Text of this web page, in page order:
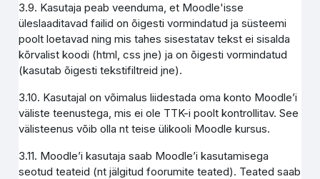
3.9. Kasutaja peab veenduma, et Moodle'isse
üleslaaditavad failid on õigesti vormindatud ja süsteemi
poolt loetavad ning mis tahes sisestatav tekst ei sisalda
kõrvalist koodi (html, css jne) ja on õigesti vormindatud
(kasutab õigesti tekstifiltreid jne).
3.10. Kasutajal on võimalus liidestada oma konto Moodle’i
väliste teenustega, mis ei ole TTK-i poolt kontrollitav. See
välisteenus võib olla nt teise ülikooli Moodle kursus.
3.11. Moodle’i kasutaja saab Moodle’i kasutamisega
seotud teateid (nt jälgitud foorumite teated). Teated saab